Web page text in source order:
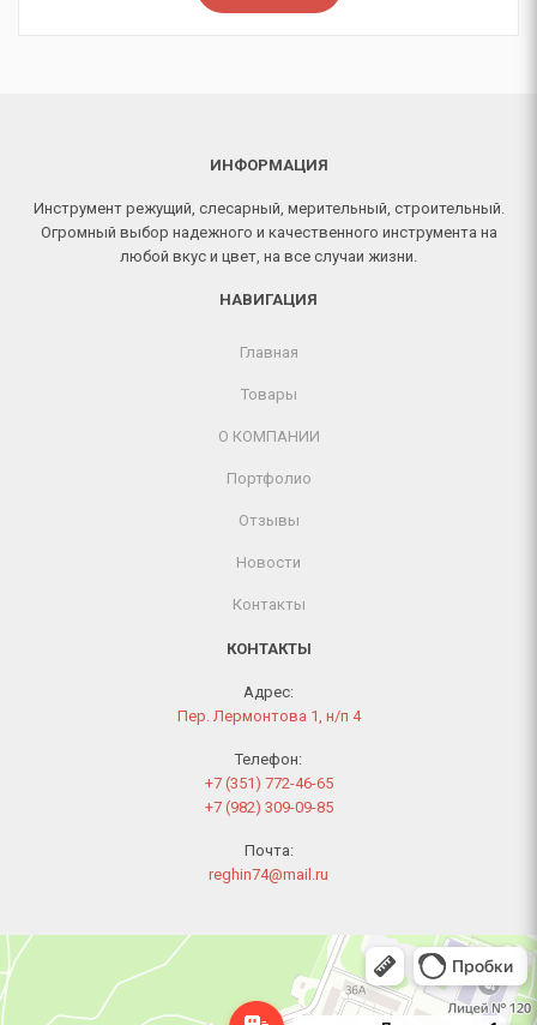
ИНФОРМАЦИЯ
Инструмент режущий, слесарный, мерительный, строительный.
Огромный выбор надежного и качественного инструмента на
любой вкус и цвет, на все случаи жизни.
НАВИГАЦИЯ
Главная
Товары
О КОМПАНИИ
Портфолио
Отзывы
Новости
Контакты
КОНТАКТЫ
Адрес:
Пер. Лермонтова 1, н/п 4
Телефон:
+7 (351) 772-46-65
+7 (982) 309-09-85
Почта:
reghin74@mail.ru
Челябинск
Переулок Лермонтова, 1 — Яндекс Карты